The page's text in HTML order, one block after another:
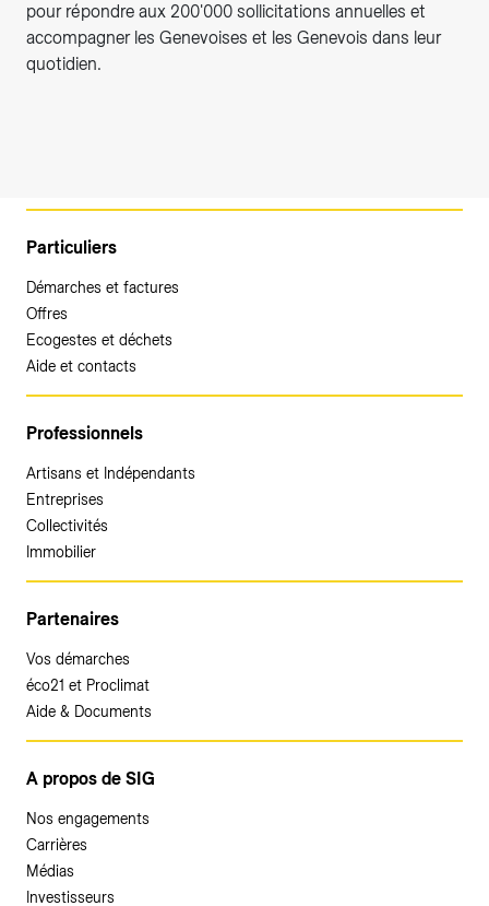
pour répondre aux 200'000 sollicitations annuelles et
accompagner les Genevoises et les Genevois dans leur
quotidien.
Particuliers
Démarches et factures
Offres
Ecogestes et déchets
Aide et contacts
Professionnels
Artisans et Indépendants
Entreprises
Collectivités
Immobilier
Partenaires
Vos démarches
éco21 et Proclimat
Aide & Documents
A propos de SIG
Nos engagements
Carrières
Médias
Investisseurs